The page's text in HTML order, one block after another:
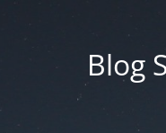
Blog